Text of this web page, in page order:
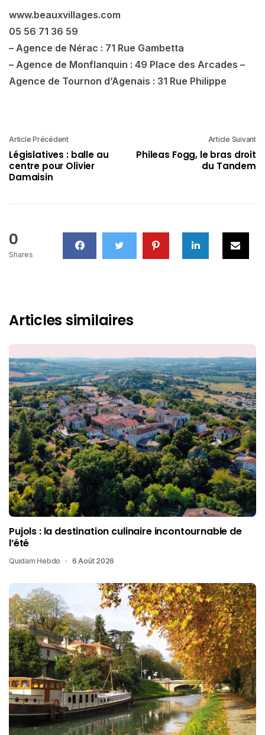
www.beauxvillages.com
05 56 71 36 59
– Agence de Nérac : 71 Rue Gambetta
– Agence de Monflanquin : 49 Place des Arcades –
Agence de Tournon d’Agenais : 31 Rue Philippe
Article Précédent
Législatives : balle au
centre pour Olivier
Damaisin
Article Suivant
Phileas Fogg, le bras droit
du Tandem
0
Shares
Articles similaires
Pujols : la destination culinaire incontournable de
l’été
Quidam Hebdo 6 Août 2026